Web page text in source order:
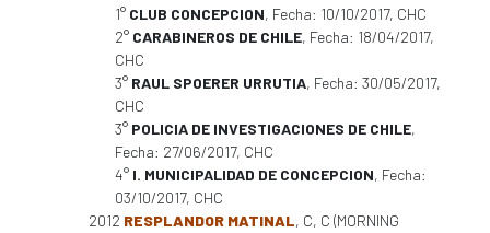
1° CLUB CONCEPCION, Fecha: 10/10/2017, CHC
2° CARABINEROS DE CHILE, Fecha: 18/04/2017,
CHC
3° RAUL SPOERER URRUTIA, Fecha: 30/05/2017,
CHC
3° POLICIA DE INVESTIGACIONES DE CHILE,
Fecha: 27/06/2017, CHC
4° I. MUNICIPALIDAD DE CONCEPCION, Fecha:
03/10/2017, CHC
2012 RESPLANDOR MATINAL, C, C (MORNING